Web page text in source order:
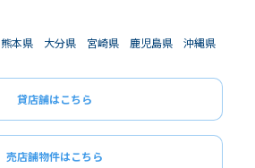
熊本県 大分県 宮崎県 鹿児島県 沖縄県
貸店舗はこちら
売店舗物件はこちら